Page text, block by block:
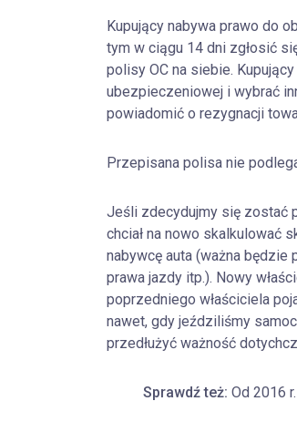
Kupujący nabywa prawo do
tym w ciągu 14 dni zgłosić
polisy OC na siebie.
ubezpieczeniowej i wybrać
powiadomić o rezygnacji
Przepisana polisa nie
Jeśli zdecydujmy się zostać
chciał na nowo skalkulować
nabywcę auta (ważna
prawa jazdy itp.). Nowy
poprzedniego właściciela
nawet, gdy jeździliśmy
przedłużyć ważność
Sprawdź też: Od 2016